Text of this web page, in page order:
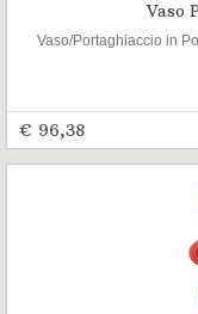
Vaso
Vaso/Portaghiaccio in
€ 96,38